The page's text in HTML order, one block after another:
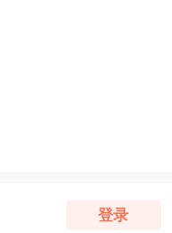
登录